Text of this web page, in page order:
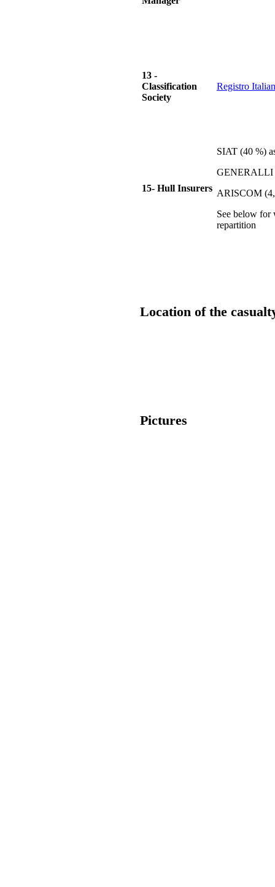
13 -
Classification
Society
Registro
15- Hull Insurers
SIAT (40 %)
GENERALLI
ARISCOM
See below for
repartition
Location of the
Pictures